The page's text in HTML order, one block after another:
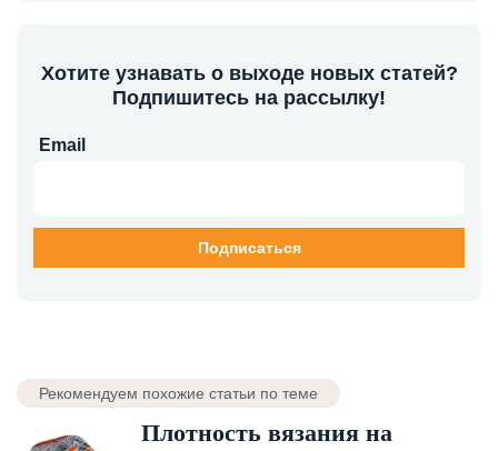
Хотите узнавать о выходе новых статей?
Подпишитесь на рассылку!
Email
Рекомендуем похожие статьи по теме
Плотность вязания на